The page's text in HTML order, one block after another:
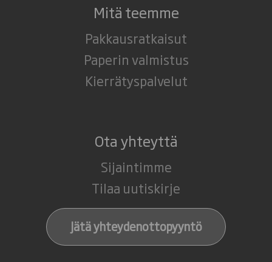
Mitä teemme
Pakkausratkaisut
Paperin valmistus
Kierrätyspalvelut
Ota yhteyttä
Sijaintimme
Tilaa uutiskirje
Jätä yhteydenottopyyntö